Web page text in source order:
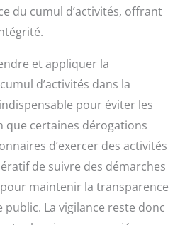
du cumul d’activités, offrant
et appliquer la
d’activités dans la
pour éviter les
que certaines dérogations
d’exercer des activités
de suivre des démarches
maintenir la transparence
public. La vigilance reste donc